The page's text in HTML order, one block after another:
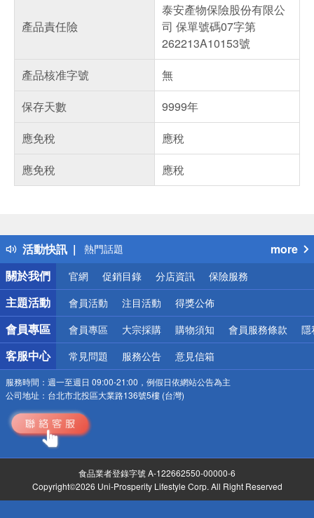
產品責任險
泰安產物保險股份有限公
司 保單號碼07字第
262213A10153號
產品核准字號
無
保存天數
9999年
應免稅
應稅
應免稅
應稅
活動快訊
得獎公告
熱門話題
銀行優惠
偏遠地區配送
詐騙網頁！請小心！
more
關於我們
官網 促銷目錄 分店資訊 保險服務
主題活動 會員活動 注目活動 得獎公佈
會員專區 會員專區 大宗採購 購物須知 會員服務條款 隱
客服中心 常見問題 服務公告 意見信箱
服務時間： 週一至週日 09:00-21:00，例假日依網站公告為主
公司地址： 台北市北投區大業路136號5樓 (台灣)
食品業者登錄字號 A-122662550-00000-6
Copyright©2026 Uni-Prosperity Lifestyle Corp. All Right Reserved